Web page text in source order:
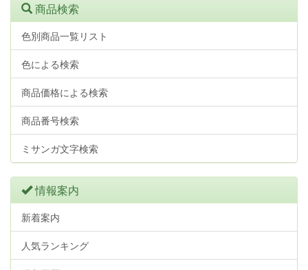
商品検索
色別商品一覧リスト
色による検索
商品価格による検索
商品番号検索
ミサンガ文字検索
情報案内
新着案内
人気ランキング